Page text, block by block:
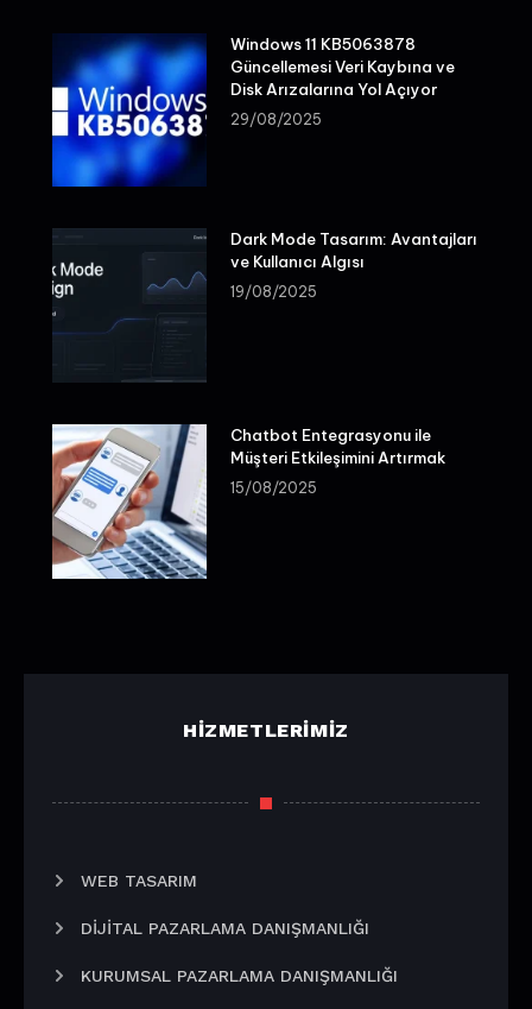
Windows 11 KB5063878
Güncellemesi Veri Kaybına ve
Disk Arızalarına Yol Açıyor
29/08/2025
Dark Mode Tasarım: Avantajları
ve Kullanıcı Algısı
19/08/2025
Chatbot Entegrasyonu ile
Müşteri Etkileşimini Artırmak
15/08/2025
HIZMETLERIMIZ
WEB TASARIM
DIJITAL PAZARLAMA DANIŞMANLIĞI
KURUMSAL PAZARLAMA DANIŞMANLIĞI